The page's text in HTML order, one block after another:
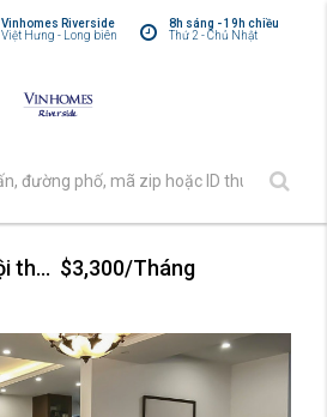
8h sáng - 19h chiều
Thứ 2 - Chủ Nhật
Vinhomes Riverside
Việt Hưng - Long biên
Cho thuê biệt thự nội thất hiện đại tại Vinhomes Harmony $3,300/Tháng